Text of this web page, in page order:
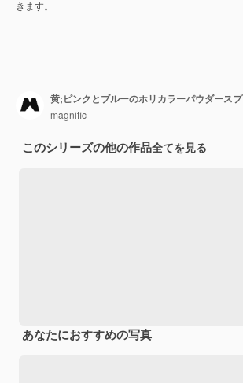
きます。
magnific
このシリーズの他の作品全てを見る
あなたにおすすめの写真